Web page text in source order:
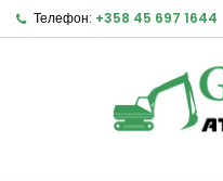
Телефон: +358 45 697 1644